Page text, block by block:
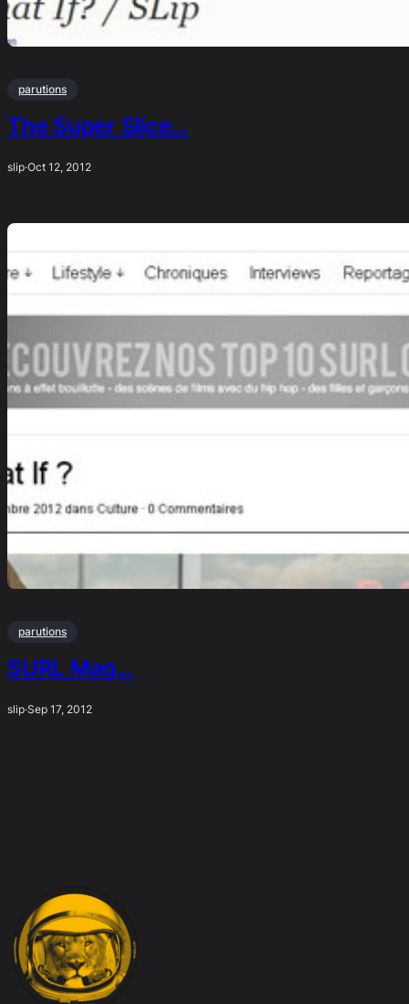
parutions
The Super Slice…
slip·Oct 12, 2012
parutions
SURL Mag…
slip·Sep 17, 2012